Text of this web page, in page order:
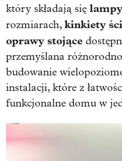
który składają się
rozmiarach,kinkiety
oprawy stojące
przemyślana
budowanie
instalacji, które z
funkcjonalne domu w